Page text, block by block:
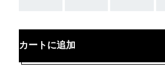
カートに追加